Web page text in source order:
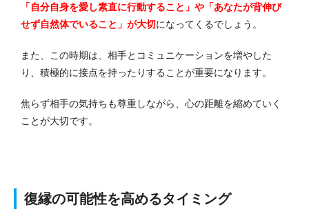
「自分自身を愛し素直に行動すること」や「あなたが背伸び
せず自然体でいること」が大切になってくるでしょう。
また、この時期は、相手とコミュニケーションを増やした
り、積極的に接点を持ったりすることが重要になります。
焦らず相手の気持ちも尊重しながら、心の距離を縮めていく
ことが大切です。
復縁の可能性を高めるタイミング